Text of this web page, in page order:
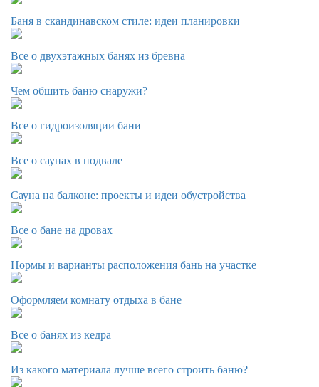
Баня в скандинавском стиле: идеи планировки
Все о двухэтажных банях из бревна
Чем обшить баню снаружи?
Все о гидроизоляции бани
Все о саунах в подвале
Сауна на балконе: проекты и идеи обустройства
Все о бане на дровах
Нормы и варианты расположения бань на участке
Оформляем комнату отдыха в бане
Все о банях из кедра
Из какого материала лучше всего строить баню?